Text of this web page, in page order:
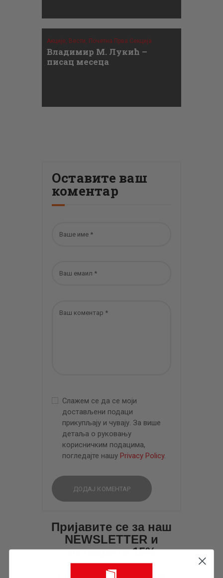
Акције, Вести, Почетна Прва Секција
Владимир М. Лукић –
писац месеца
Оставите ваш
коментар
Слажем се да се моји
достављени подаци
прикупљају и чувају. За више
детаља о руковању
корисничким подацима,
погледајте нашу Privacy Policy.
Пријавите се за наш
NEWSLETTER и
остварите 15%
попуста на већ